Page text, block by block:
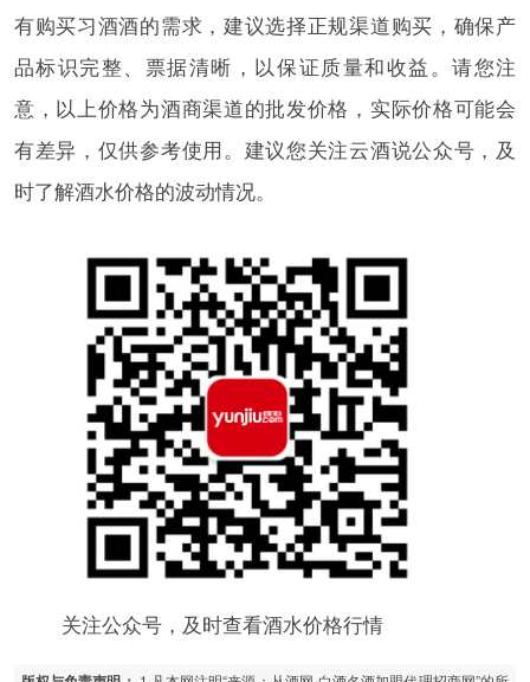
有购买习酒酒的需求，建议选择正规渠道购买，确保产
品标识完整、票据清晰，以保证质量和收益。请您注
意，以上价格为酒商渠道的批发价格，实际价格可能会
有差异，仅供参考使用。建议您关注云酒说公众号，及
时了解酒水价格的波动情况。
关注公众号，及时查看酒水价格行情